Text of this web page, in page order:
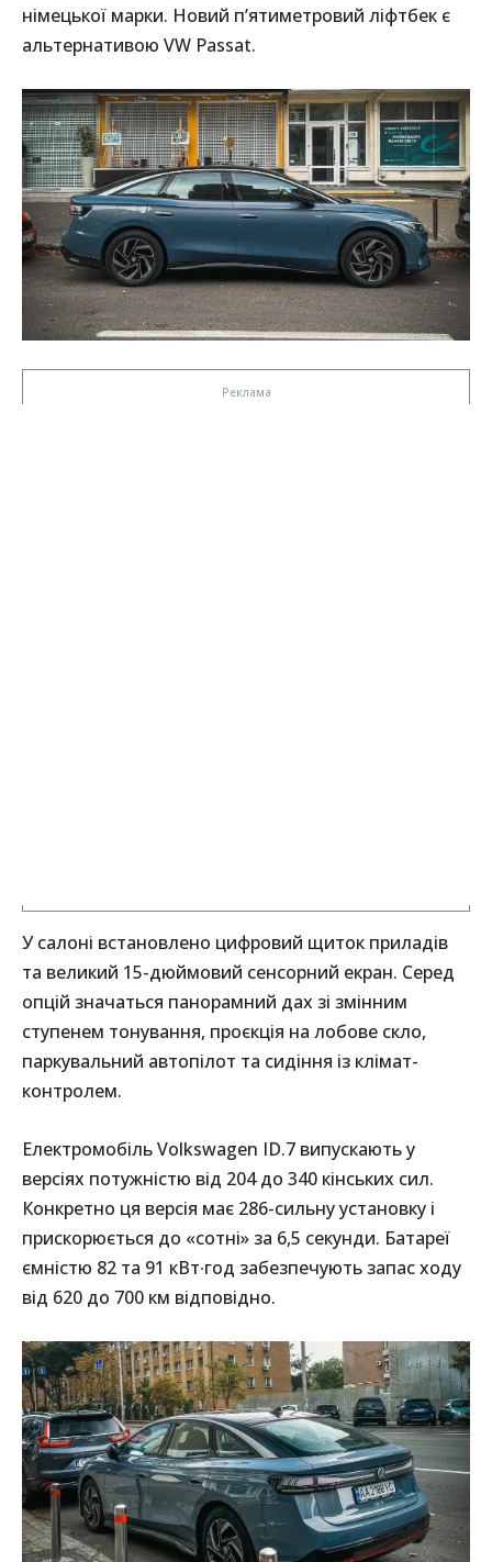
німецької марки. Новий п’ятиметровий ліфтбек є
альтернативою VW Passat.
У салоні встановлено цифровий щиток приладів
та великий 15-дюймовий сенсорний екран. Серед
опцій значаться панорамний дах зі змінним
ступенем тонування, проєкція на лобове скло,
паркувальний автопілот та сидіння із клімат-
контролем.
Електромобіль Volkswagen ID.7 випускають у
версіях потужністю від 204 до 340 кінських сил.
Конкретно ця версія має 286-сильну установку і
прискорюється до «сотні» за 6,5 секунди. Батареї
ємністю 82 та 91 кВт∙год забезпечують запас ходу
від 620 до 700 км відповідно.